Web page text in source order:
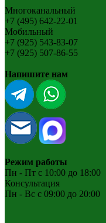
Многоканальный
+7 (495) 642-22-01
Мобильный
+7 (925) 543-83-07
+7 (925) 507-86-55
Напишите нам
Режим работы
Пн - Пт с 10:00 до 18:00
Консультация
Пн - Вс с 09:00 до 20:00